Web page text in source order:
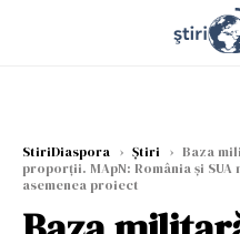
StiriDiaspora › Știri › Baza
proporții. MApN: România și
asemenea proiect